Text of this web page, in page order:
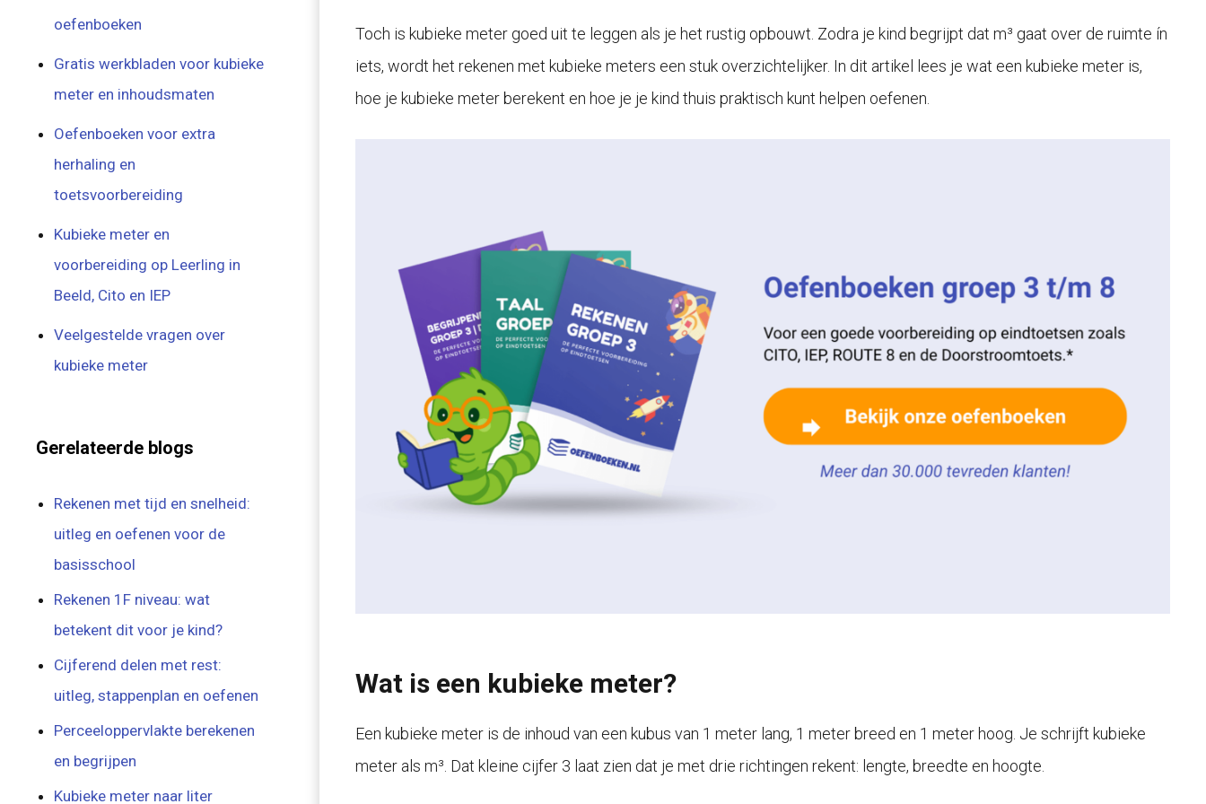
Toch is kubieke meter goed uit te leggen als je het rustig opbouwt. Zodra je kind begrijpt dat m³ gaat over de ruimte ín
iets, wordt het rekenen met kubieke meters een stuk overzichtelijker. In dit artikel lees je wat een kubieke meter is,
hoe je kubieke meter berekent en hoe je je kind thuis praktisch kunt helpen oefenen.
Wat is een kubieke meter?
Een kubieke meter is de inhoud van een kubus van 1 meter lang, 1 meter breed en 1 meter hoog. Je schrijft kubieke
meter als m³. Dat kleine cijfer 3 laat zien dat je met drie richtingen rekent: lengte, breedte en hoogte.
oefenboeken
Gratis werkbladen voor kubieke
meter en inhoudsmaten
Oefenboeken voor extra
herhaling en
toetsvoorbereiding
Kubieke meter en
voorbereiding op Leerling in
Beeld, Cito en IEP
Veelgestelde vragen over
kubieke meter
Gerelateerde blogs
Rekenen met tijd en snelheid:
uitleg en oefenen voor de
basisschool
Rekenen 1F niveau: wat
betekent dit voor je kind?
Cijferend delen met rest:
uitleg, stappenplan en oefenen
Perceeloppervlakte berekenen
en begrijpen
Kubieke meter naar liter